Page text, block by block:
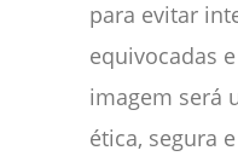
para evitar
equivocadas
imagem será
ética, segura